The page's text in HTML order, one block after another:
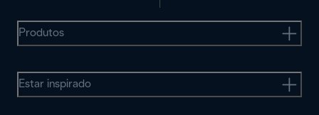
Produtos
Estar inspirado